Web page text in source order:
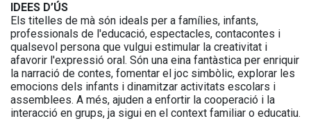
IDEES D’ÚS
Els titelles de mà són ideals per a famílies, infants,
professionals de l'educació, espectacles, contacontes i
qualsevol persona que vulgui estimular la creativitat i
afavorir l'expressió oral. Són una eina fantàstica per enriquir
la narració de contes, fomentar el joc simbòlic, explorar les
emocions dels infants i dinamitzar activitats escolars i
assemblees. A més, ajuden a enfortir la cooperació i la
interacció en grups, ja sigui en el context familiar o educatiu.